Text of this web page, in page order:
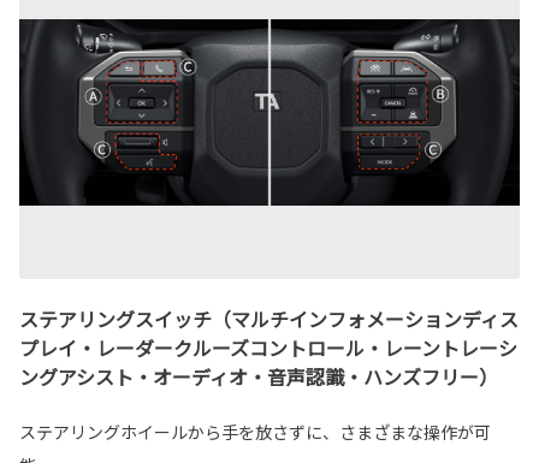
ステアリングスイッチ（マルチインフォメーションディス
プレイ・レーダークルーズコントロール・レーントレーシ
ングアシスト・オーディオ・音声認識・ハンズフリー）
ステアリングホイールから手を放さずに、さまざまな操作が可